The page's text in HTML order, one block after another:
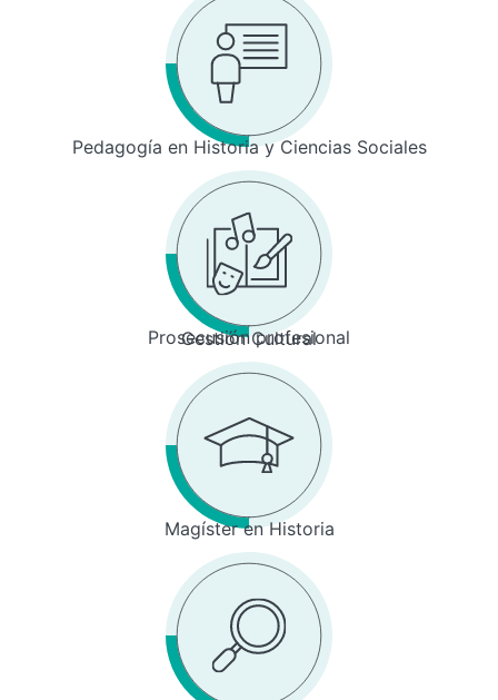
Pedagogía en Historia y Ciencias Sociales
Prosecusión profesional
Gestión Cultural
Magíster en Historia